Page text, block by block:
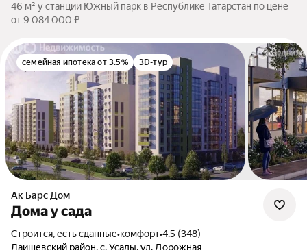
46 м² у станции Южный парк в Республике Татарстан по цене
от 9 084 000 ₽
семейная ипотека от 3.5% 3D-тур
Ак Барс Дом
Дома у сада
Строится, есть сданные•комфорт•4.5 (348)
Лаишевский район, с. Усады, ул. Дорожная